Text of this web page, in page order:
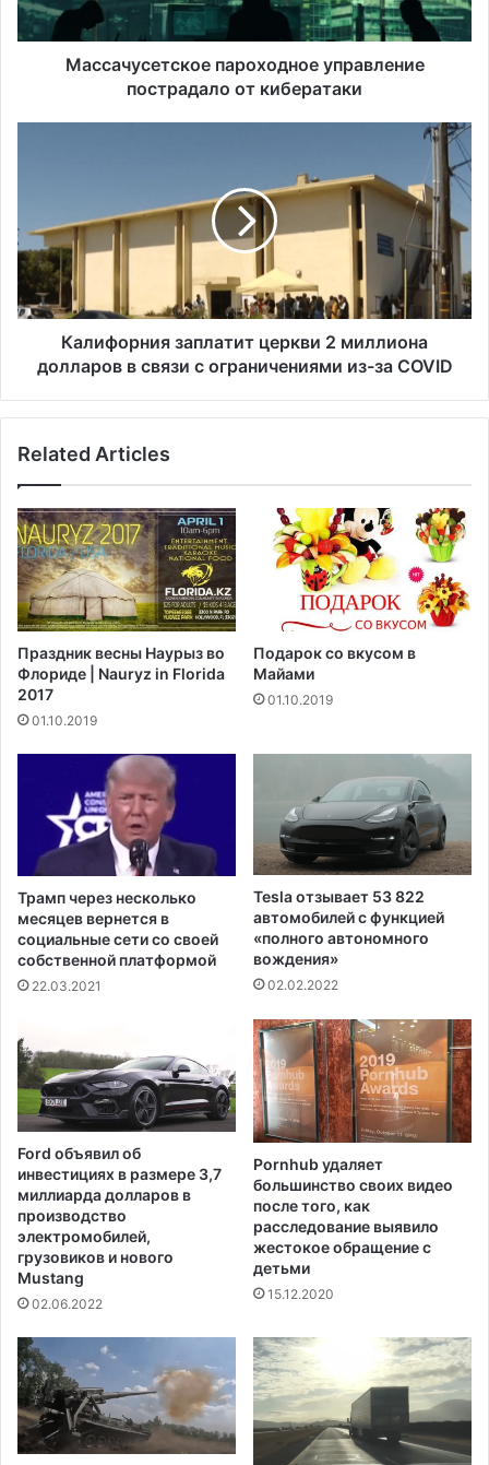
е
о
х
д
у
р
л
е
н
и
е
п
о
с
т
р
а
т
и
б
е
т
а
к
и
Массачусетское пароходное управление
пострадало от кибератаки
ф
о
р
н
и
а
т
ц
е
р
к
и
2
и
л
д
о
л
л
а
в
в
в
и
с
о
г
р
а
и
ч
е
н
и
Калифорния заплатит церкви 2 миллиона
долларов в связи с ограничениями из-за COVID
Related Articles
Праздник весны Наурыз во
Флориде | Nauryz in Florida
2017
01.10.2019
Подарок со вкусом в
Майами
01.10.2019
Трамп через несколько
месяцев вернется в
социальные сети со своей
собственной платформой
22.03.2021
Tesla отзывает 53 822
автомобилей с функцией
«полного автономного
вождения»
02.02.2022
Ford объявил об
инвестициях в размере 3,7
миллиарда долларов в
производство
электромобилей,
грузовиков и нового
Mustang
02.06.2022
Pornhub удаляет
большинство своих видео
после того, как
расследование выявило
жестокое обращение с
детьми
15.12.2020